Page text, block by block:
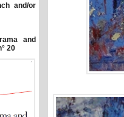
and/or
and
20